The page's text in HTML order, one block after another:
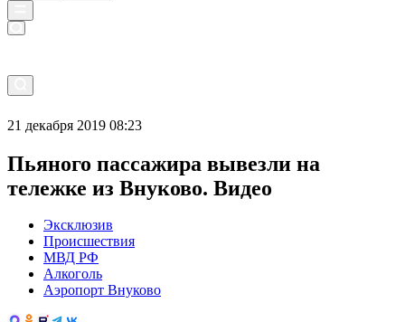
21 декабря 2019 08:23
Пьяного пассажира вывезли на
тележке из Внуково. Видео
Эксклюзив
Происшествия
МВД РФ
Алкоголь
Аэропорт Внуково